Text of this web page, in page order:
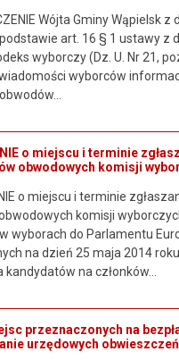
Wójta Gminy Wąpielsk z
art. 16 § 1 ustawy z
wyborczy (Dz. U. Nr 21,
wyborców
o miejscu i terminie
obwodowych komisji
o miejscu i terminie
komisji
wyborach do Parlamentu
na dzień 25 maja 2014
kandydatów na członków…
przeznaczonych na
urzędowych